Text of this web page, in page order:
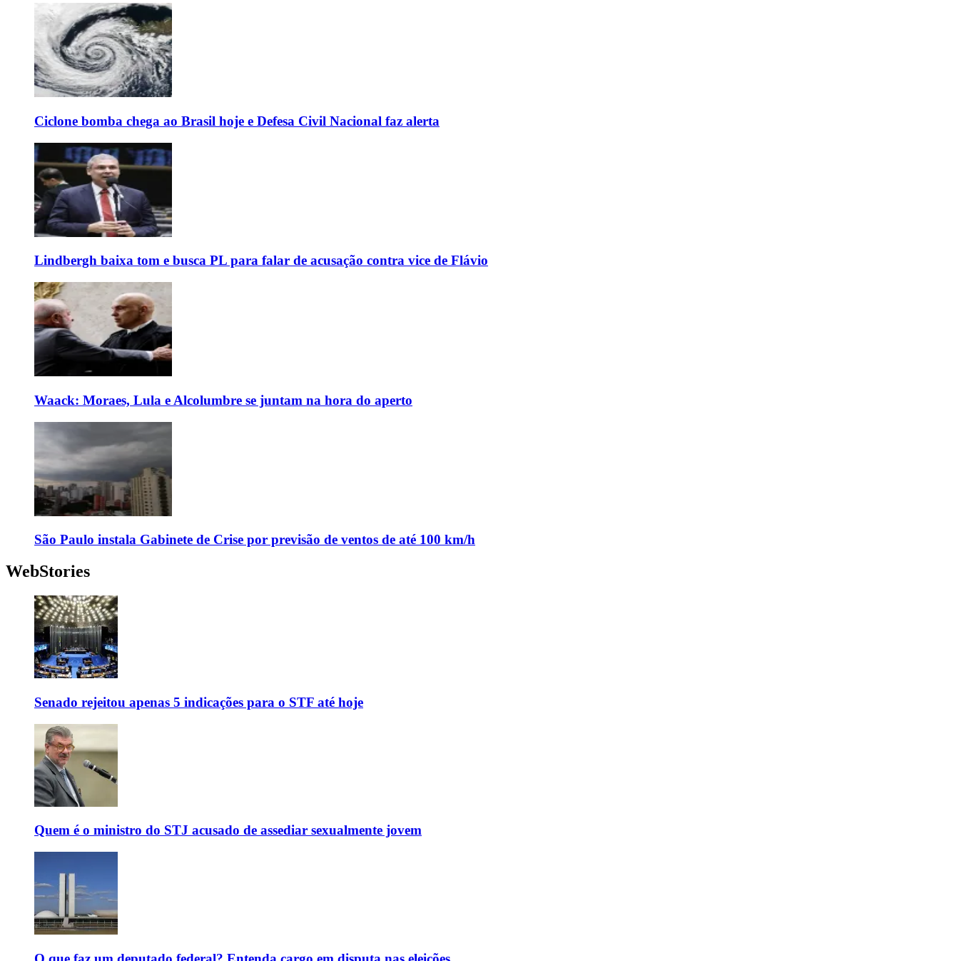
Ciclone bomba chega ao Brasil hoje e Defesa Civil Nacional faz alerta
Lindbergh baixa tom e busca PL para falar de acusação contra vice de Flávio
Waack: Moraes, Lula e Alcolumbre se juntam na hora do aperto
São Paulo instala Gabinete de Crise por previsão de ventos de até 100 km/h
WebStories
Senado rejeitou apenas 5 indicações para o STF até hoje
Quem é o ministro do STJ acusado de assediar sexualmente jovem